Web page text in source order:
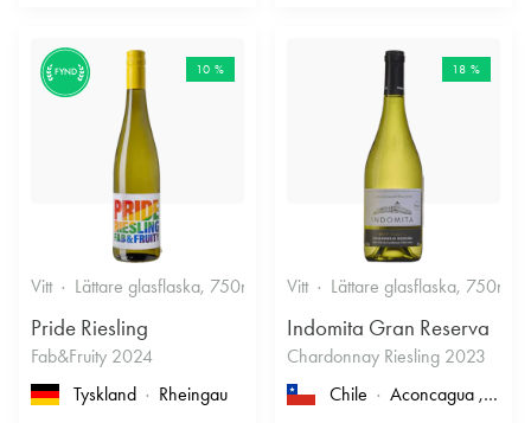
FYND 10 %
Vitt Lättare glasflaska, 750ml 12% Friskt & Fruktigt
Pride Riesling
Fab&Fruity 2024
Tyskland
Rheingau
18 %
Vitt Lättare glasflaska, 750ml
Indomita Gran Reserva
Chardonnay Riesling 2023
Chile
Aconcagua , Casablanca